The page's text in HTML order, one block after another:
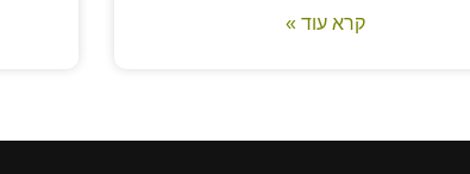
קרא עוד »